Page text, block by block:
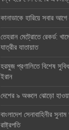
কানাডাকে হারিয়ে সবার
তেহরান মেট্রোতে রেকর্ড:
যাত্রীর যাতায়াত
হরমুজ প্রণালিতে বিশেষ
ইরান
দেশের ৯ অঞ্চলে ঝোড়ো
বাংলাদেশ সেনাবাহিনীর
রাষ্ট্রপতি